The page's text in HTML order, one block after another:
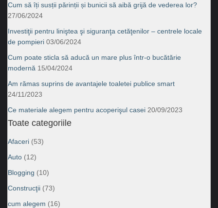
Cum să îți susții părinții și bunicii să aibă grijă de vederea lor?
27/06/2024
Investiţii pentru liniştea şi siguranţa cetăţenilor – centrele locale
de pompieri 03/06/2024
Cum poate sticla să aducă un mare plus într-o bucătărie
modernă 15/04/2024
Am rămas suprins de avantajele toaletei publice smart
24/11/2023
Ce materiale alegem pentru acoperişul casei 20/09/2023
Toate categoriile
Afaceri (53)
Auto (12)
Blogging (10)
Construcţii (73)
cum alegem (16)